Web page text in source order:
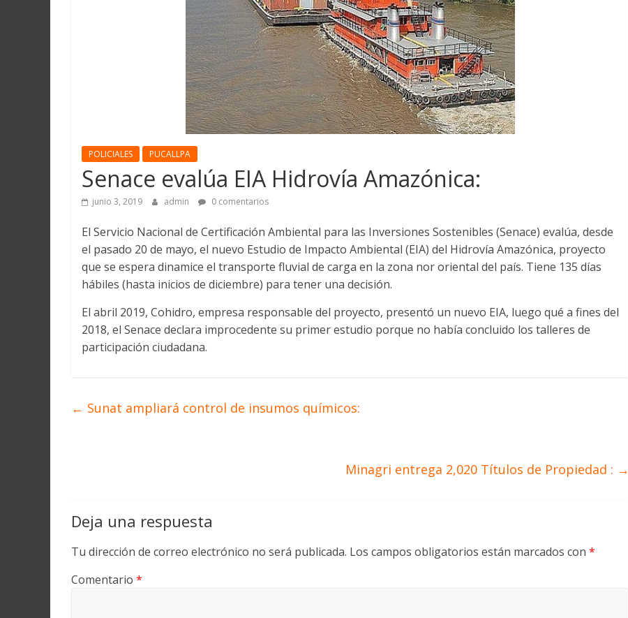
POLICIALES PUCALLPA
Senace evalúa EIA Hidrovía Amazónica:
junio 3, 2019 admin 0 comentarios
El Servicio Nacional de Certificación Ambiental para las Inversiones Sostenibles (Senace) evalúa, desde
el pasado 20 de mayo, el nuevo Estudio de Impacto Ambiental (EIA) del Hidrovía Amazónica, proyecto
que se espera dinamice el transporte fluvial de carga en la zona nor oriental del país. Tiene 135 días
hábiles (hasta inicios de diciembre) para tener una decisión.
El abril 2019, Cohidro, empresa responsable del proyecto, presentó un nuevo EIA, luego qué a fines del
2018, el Senace declara improcedente su primer estudio porque no había concluido los talleres de
participación ciudadana.
← Sunat ampliará control de insumos químicos:
Minagri entrega 2,020 Títulos de Propiedad : →
Deja una respuesta
Tu dirección de correo electrónico no será publicada. Los campos obligatorios están marcados con *
Comentario *